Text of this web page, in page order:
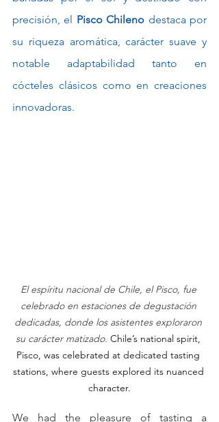
precisión, el Pisco Chileno destaca por
su riqueza aromática, carácter suave y
notable adaptabilidad tanto en
cócteles clásicos como en creaciones
innovadoras.
El espíritu nacional de Chile, el Pisco, fue
celebrado en estaciones de degustación
dedicadas, donde los asistentes exploraron
su carácter matizado. Chile’s national spirit,
Pisco, was celebrated at dedicated tasting
stations, where guests explored its nuanced
character.